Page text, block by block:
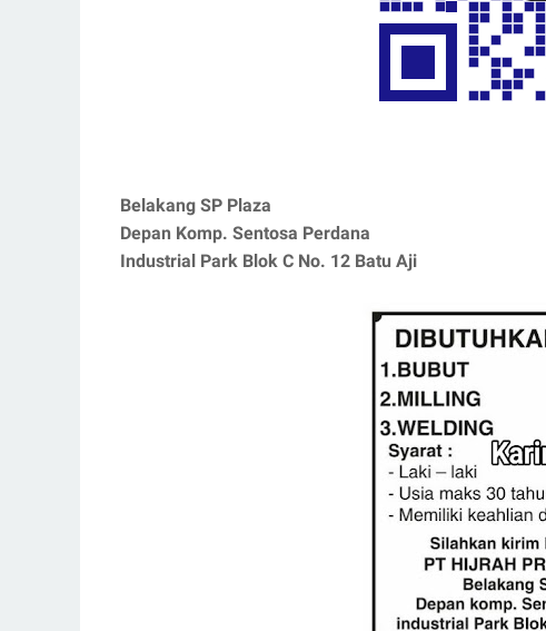
Belakang SP Plaza
Depan Komp. Sentosa Perdana
Industrial Park Blok C No. 12 Batu Aji